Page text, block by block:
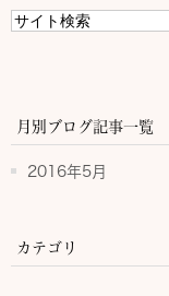
月別ブログ記事一覧
2016年5月
カテゴリ